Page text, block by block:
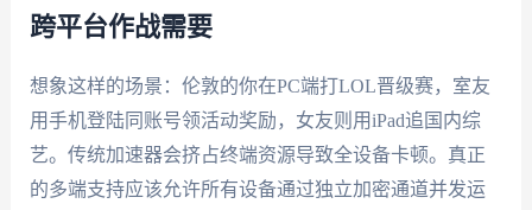
跨平台作战需要
想象这样的场景：伦敦的你在PC端打LOL晋级赛，室友
用手机登陆同账号领活动奖励，女友则用iPad追国内综
艺。传统加速器会挤占终端资源导致全设备卡顿。真正
的多端支持应该允许所有设备通过独立加密通道并发运